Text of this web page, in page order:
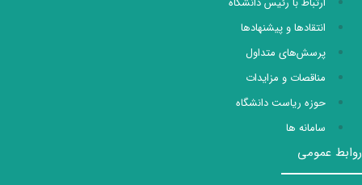
انتقادها و پیشنهادها
پرسش‌های متداول
مناقصات و مزایدات
حوزه ریاست دانشگاه
سامانه ها
روابط عمومی